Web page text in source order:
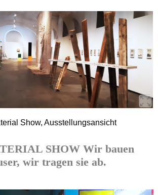
Show, Ausstellungsansicht
SHOW Wir bauen
wir tragen sie ab.